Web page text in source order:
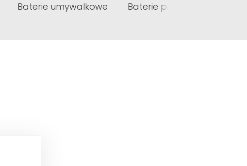
Baterie umywalkowe Baterie prysznicowe